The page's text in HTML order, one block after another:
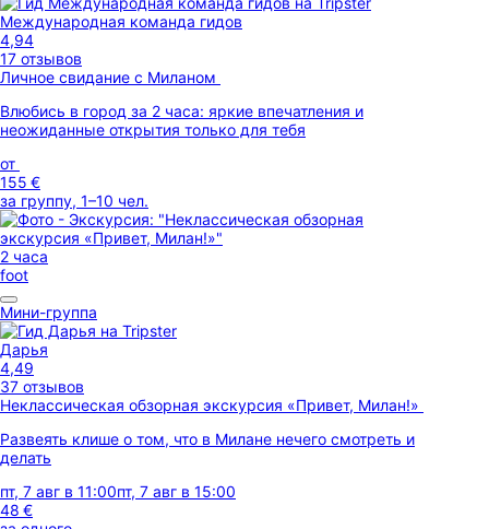
Международная команда гидов
4,94
17 отзывов
Личное свидание с Миланом
Влюбись в город за 2 часа: яркие впечатления и
неожиданные открытия только для тебя
от
155 €
за группу, 1–10 чел.
2 часа
foot
Мини-группа
Дарья
4,49
37 отзывов
Неклассическая обзорная экскурсия «Привет, Милан!»
Развеять клише о том, что в Милане нечего смотреть и
делать
пт, 7 авг в 11:00пт, 7 авг в 15:00
48 €